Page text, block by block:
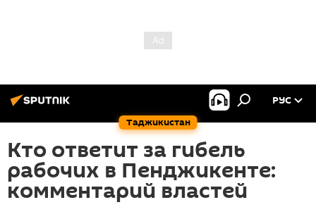
Таджикистан
РУС
Кто ответит за гибель
рабочих в Пенджикенте:
комментарий властей